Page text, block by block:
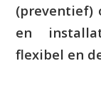
(preventief)
en
flexibel en